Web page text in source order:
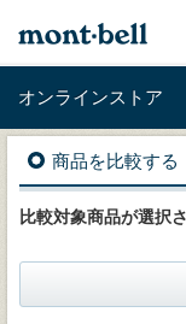
オンラインストア
商品を比較する
比較対象商品が選択